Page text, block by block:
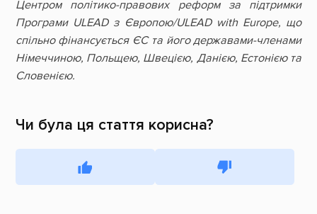
Центром політико-правових реформ за підтримки
Програми ULEAD з Європою/ULEAD with Europe, що
спільно фінансується ЄС та його державами-членами
Німеччиною, Польщею, Швецією, Данією, Естонією та
Словенією.
Чи була ця стаття корисна?